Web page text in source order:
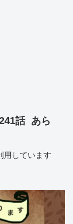
話 あら
用しています